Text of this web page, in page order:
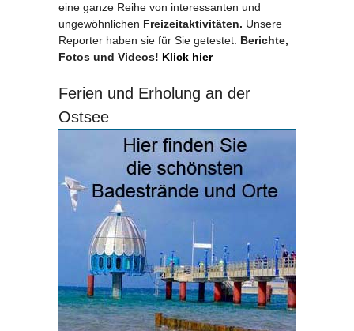
eine ganze Reihe von interessanten und
ungewöhnlichen Freizeitaktivitäten. Unsere
Reporter haben sie für Sie getestet. Berichte,
Fotos und Videos! Klick hier
Ferien und Erholung an der
Ostsee